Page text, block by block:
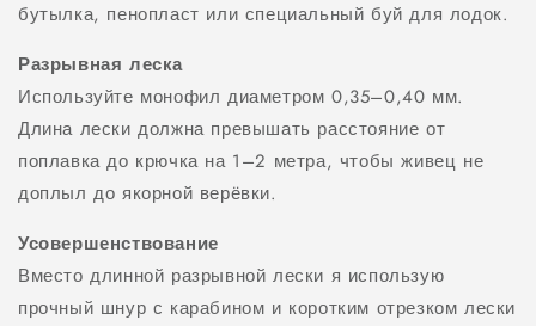
бутылка, пенопласт или специальный буй для лодок.
Разрывная леска
Используйте монофил диаметром 0,35–0,40 мм.
Длина лески должна превышать расстояние от
поплавка до крючка на 1–2 метра, чтобы живец не
доплыл до якорной верёвки.
Усовершенствование
Вместо длинной разрывной лески я использую
прочный шнур с карабином и коротким отрезком лески